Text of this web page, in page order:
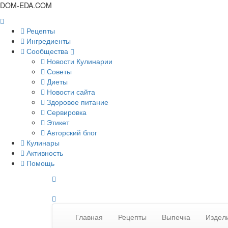
DOM-EDA.COM
Рецепты
Ингредиенты
Сообщества
Новости Кулинарии
Советы
Диеты
Новости сайта
Здоровое питание
Сервировка
Этикет
Авторский блог
Кулинары
Активность
Помощь
Главная Рецепты Выпечка